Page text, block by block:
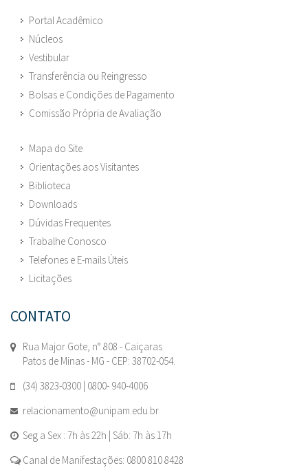
Portal Acadêmico
Núcleos
Vestibular
Transferência ou Reingresso
Bolsas e Condições de Pagamento
Comissão Própria de Avaliação
Mapa do Site
Orientações aos Visitantes
Biblioteca
Downloads
Dúvidas Frequentes
Trabalhe Conosco
Telefones e E-mails Úteis
Licitações
CONTATO
Rua Major Gote, n° 808 - Caiçaras
Patos de Minas - MG - CEP: 38702-054.
(34) 3823-0300 | 0800- 940-4006
relacionamento@unipam.edu.br
Seg a Sex : 7h às 22h | Sáb: 7h às 17h
Canal de Manifestações: 0800 810 8428